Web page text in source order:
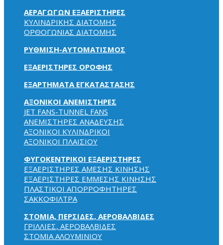
ΑΕΡΑΓΩΓΩΝ ΕΞΑΕΡΙΣΤΗΡΕΣ
ΚΥΛΙΝΔΡΙΚΗΣ ΔΙΑΤΟΜΗΣ
ΟΡΘΟΓΩΝΙΑΣ ΔΙΑΤΟΜΗΣ
ΡΥΘΜΙΣΗ-ΑΥΤΟΜΑΤΙΣΜΟΣ
ΕΞΑΕΡΙΣΤΗΡΕΣ ΟΡΟΦΗΣ
ΕΞΑΡΤΗΜΑΤΑ ΕΓΚΑΤΑΣΤΑΣΗΣ
ΑΞΟΝΙΚΟΙ ΑΝΕΜΙΣΤΗΡΕΣ
JET FANS-TUNNEL FANS
ΑΝΕΜΙΣΤΗΡΕΣ ΑΝΑΔΕΥΣΗΣ
ΑΞΟΝΙΚΟΙ ΚΥΛΙΝΔΡΙΚΟΙ
ΑΞΟΝΙΚΟΙ ΠΛΑΙΣΙΟΥ
ΦΥΓΟΚΕΝΤΡΙΚΟΙ ΕΞΑΕΡΙΣΤΗΡΕΣ
ΕΞΑΕΡΙΣΤΗΡΕΣ ΑΜΕΣΗΣ ΚΙΝΗΣΗΣ
ΕΞΑΕΡΙΣΤΗΡΕΣ ΕΜΜΕΣΗΣ ΚΙΝΗΣΗΣ
ΠΛΑΣΤΙΚΟΙ ΑΠΟΡΡΟΦΗΤΗΡΕΣ
ΣΑΚΚΟΦΙΛΤΡΑ
ΣΤΟΜΙΑ, ΠΕΡΣΙΔΕΣ, ΑΕΡΟΒΑΛΒΙΔΕΣ
ΓΡΙΛΛΙΕΣ, ΑΕΡΟΒΑΛΒΙΔΕΣ
ΣΤΟΜΙΑ ΑΛΟΥΜΙΝΙΟΥ